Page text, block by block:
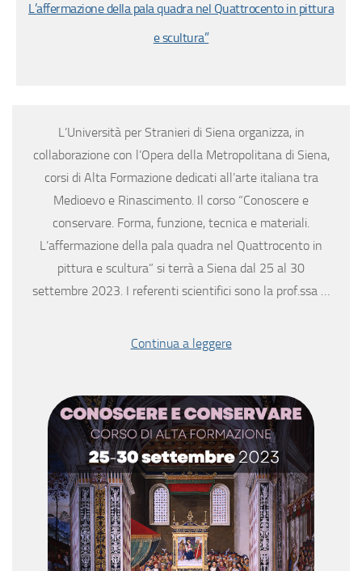
L’affermazione della pala quadra nel Quattrocento in pittura
e scultura”
L’Università per Stranieri di Siena organizza, in
collaborazione con l’Opera della Metropolitana di Siena,
corsi di Alta Formazione dedicati all’arte italiana tra
Medioevo e Rinascimento. Il corso “Conoscere e
conservare. Forma, funzione, tecnica e materiali.
L’affermazione della pala quadra nel Quattrocento in
pittura e scultura” si terrà a Siena dal 25 al 30
settembre 2023. I referenti scientifici sono la prof.ssa …
Continua a leggere